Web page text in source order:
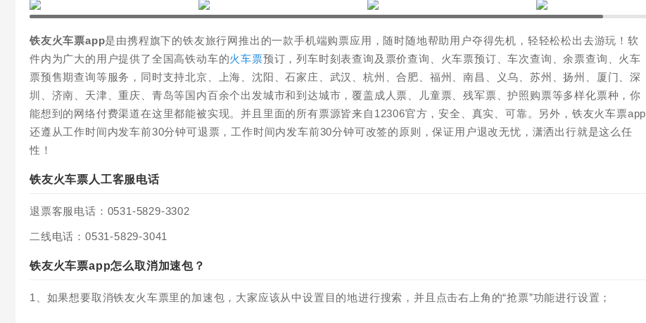
铁友火车票app是由携程旗下的铁友旅行网推出的一款手机端购票应用，随时随地帮助用户夺得先机，轻轻松松出去游玩！软
件内为广大的用户提供了全国高铁动车的火车票预订，列车时刻表查询及票价查询、火车票预订、车次查询、余票查询、火车
票预售期查询等服务，同时支持北京、上海、沈阳、石家庄、武汉、杭州、合肥、福州、南昌、义乌、苏州、扬州、厦门、深
圳、济南、天津、重庆、青岛等国内百余个出发城市和到达城市，覆盖成人票、儿童票、残军票、护照购票等多样化票种，你
能想到的网络付费渠道在这里都能被实现。并且里面的所有票源皆来自12306官方，安全、真实、可靠。另外，铁友火车票app
还遵从工作时间内发车前30分钟可退票，工作时间内发车前30分钟可改签的原则，保证用户退改无忧，潇洒出行就是这么任
性！
铁友火车票人工客服电话
退票客服电话：0531-5829-3302
二线电话：0531-5829-3041
铁友火车票app怎么取消加速包？
1、如果想要取消铁友火车票里的加速包，大家应该从中设置目的地进行搜索，并且点击右上角的“抢票”功能进行设置；